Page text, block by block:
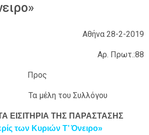
Αθήνα 28-2-2019
Αρ. Πρωτ.:88
Προς
του Συλλόγου
ΕΙΣΙΤΗΡΙΑ ΤΗΣ ΠΑΡΑΣΤΑΣΗΣ
των Κυριών Τ’ Όνειρο»